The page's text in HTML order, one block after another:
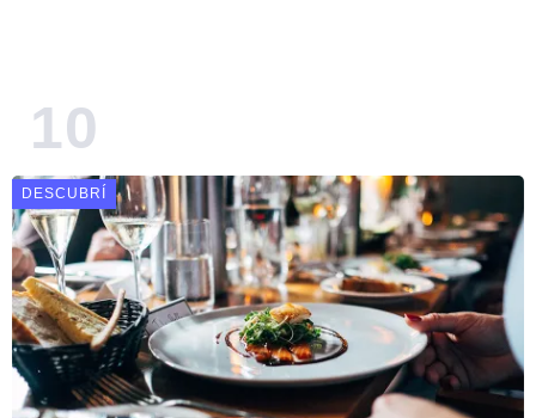
DESCUBRÍ